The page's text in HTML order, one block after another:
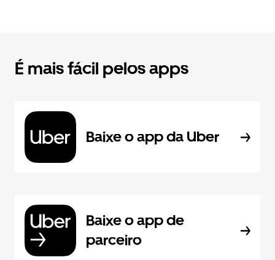
É mais fácil pelos apps
Baixe o app da Uber
Baixe o app de
parceiro